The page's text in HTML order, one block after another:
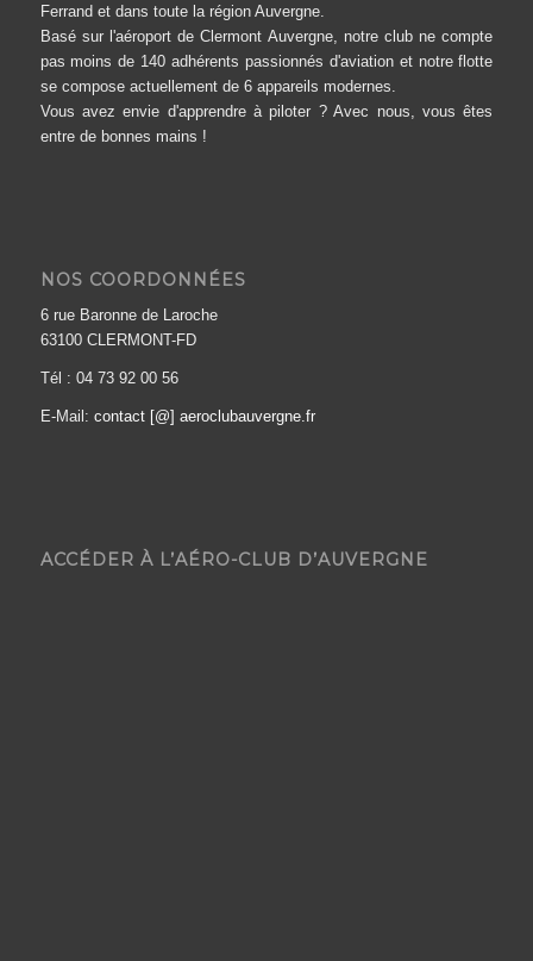
Ferrand et dans toute la région Auvergne.
Basé sur l'aéroport de Clermont Auvergne, notre club ne compte
pas moins de 140 adhérents passionnés d'aviation et notre flotte
se compose actuellement de 6 appareils modernes.
Vous avez envie d'apprendre à piloter ? Avec nous, vous êtes
entre de bonnes mains !
NOS COORDONNÉES
6 rue Baronne de Laroche
63100 CLERMONT-FD
Tél : 04 73 92 00 56
E-Mail: contact [@] aeroclubauvergne.fr
ACCÉDER À L’AÉRO-CLUB D’AUVERGNE